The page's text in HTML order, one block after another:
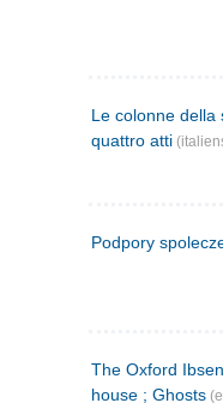
Le colonne della
quattro atti
Podpory
The Oxford
house ; Ghosts